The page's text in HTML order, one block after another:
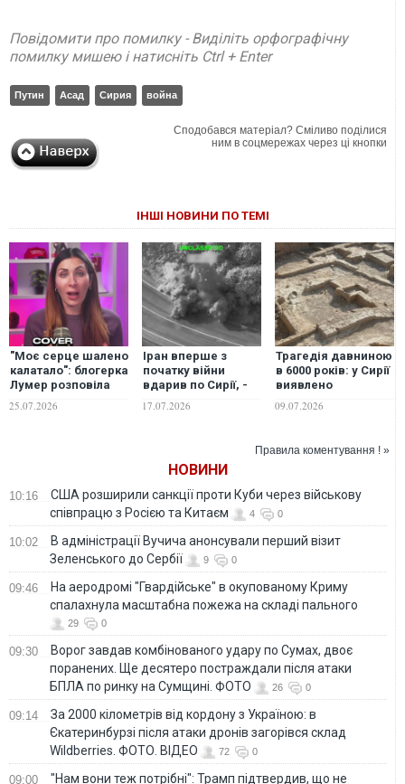
Повідомити про помилку - Виділіть орфографічну
помилку мишею і натисніть Ctrl + Enter
Путин Асад Сирия война
Сподобався матеріал? Сміливо поділися
ним в соцмережах через ці кнопки
ІНШІ НОВИНИ ПО ТЕМІ
"Моє серце шалено
калатало": блогерка
Лумер розповіла
повітряну тривогу
25.07.2026
Іран вперше з
початку війни
вдарив по Сирії, -
17.07.2026
Трагедія давниною
в 6000 років: у Сирії
виявлено
насилля над
09.07.2026
Правила коментування ! »
НОВИНИ
10:16
США розширили санкції проти Куби через військову
співпрацю з Росією та Китаєм
4 0
10:02
В адміністрації Вучича анонсували перший візит
Зеленського до Сербії
9 0
09:46
На аеродромі "Гвардійське" в окупованому Криму
спалахнула масштабна пожежа на складі пального
29 0
09:30
Ворог завдав комбінованого удару по Сумах, двоє
поранених. Ще десятеро постраждали після атаки
БПЛА по ринку на Сумщині. ФОТО
26 0
09:14
За 2000 кілометрів від кордону з Україною: в
Єкатеринбурзі після атаки дронів загорівся склад
Wildberries. ФОТО. ВІДЕО
72 0
09:00 "Нам вони теж потрібні": Трамп підтвердив, що не